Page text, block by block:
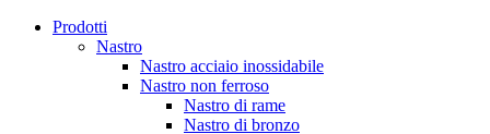
Prodotti
Nastro
Nastro acciaio inossidabile
Nastro non ferroso
Nastro di rame
Nastro di bronzo